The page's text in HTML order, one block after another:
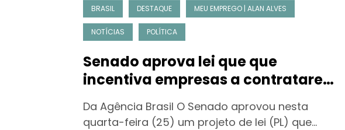
BRASIL DESTAQUE MEU EMPREGO | ALAN ALVES
NOTÍCIAS POLÍTICA
Senado aprova lei que que
incentiva empresas a contratarem
jovens sem experiência
Da Agência Brasil O Senado aprovou nesta
quarta-feira (25) um projeto de lei (PL) que…